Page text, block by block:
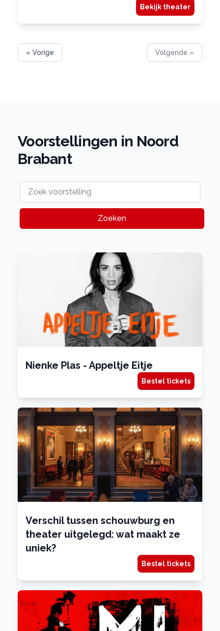
Bekijk theater
« Vorige Volgende »
Voorstellingen in Noord
Brabant
Zoeken
Nienke Plas - Appeltje Eitje
Bestel tickets
Verschil tussen schouwburg en
theater uitgelegd: wat maakt ze
uniek?
Bestel tickets